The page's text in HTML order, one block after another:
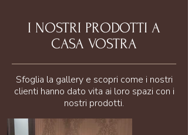
I NOSTRI PRODOTTI A
CASA VOSTRA
Sfoglia la gallery e scopri come i nostri
clienti hanno dato vita ai loro spazi con i
nostri prodotti.